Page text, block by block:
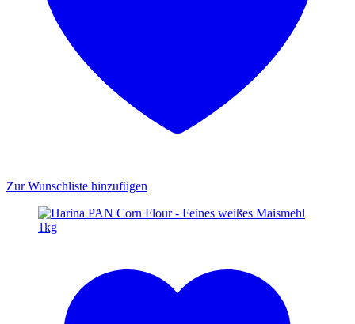
Zur Wunschliste hinzufügen